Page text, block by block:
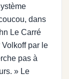
dans
Le Carré
par le
pas à
» Le